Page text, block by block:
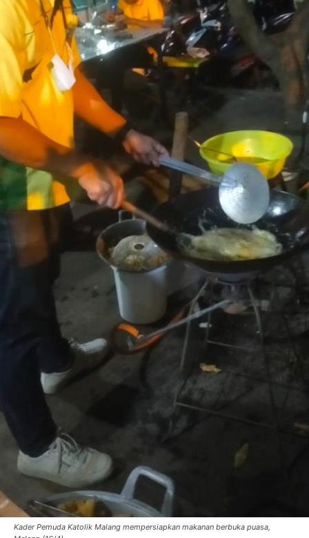
Kader Pemuda Katolik Malang mempersiapkan makanan berbuka puasa,